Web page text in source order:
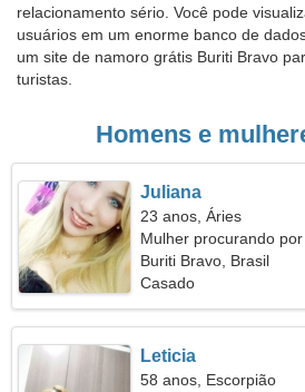
relacionamento sério. Você pode
usuários em um enorme banco de
um site de namoro grátis Buriti Bravo
turistas.
Homens e
Juliana
23 anos, Áries
Mulher procurando
Buriti Bravo, Brasil
Casado
Leticia
58 anos, Escorpião